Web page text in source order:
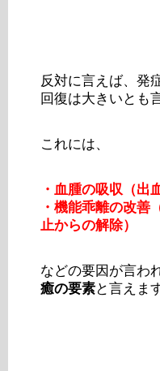
反対に言えば、発
回復は大きいとも
これには、
・血腫の吸収（出
・機能乖離の改善
止からの解除）
などの要因が言わ
癒の要素と言えま